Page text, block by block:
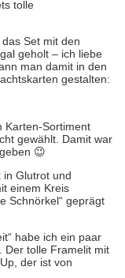
tolle
Set mit den
geholt – ich liebe
man damit in den
gestalten:
Karten-Sortiment
gewählt. Damit war
😉
in Glutrot und
einem Kreis
Schnörkel“ geprägt
habe ich ein paar
Der tolle Framelit mit
der ist von